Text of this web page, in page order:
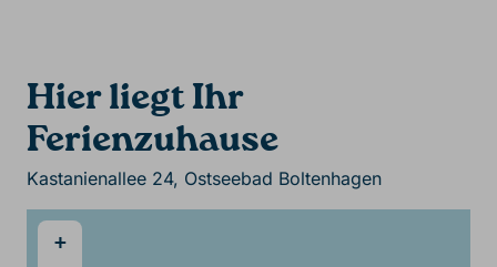
Hier liegt Ihr
Ferienzuhause
Kastanienallee 24, Ostseebad Boltenhagen
+